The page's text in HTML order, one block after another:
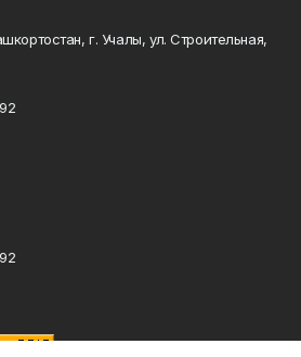
г. Учалы, ул. Строительная,